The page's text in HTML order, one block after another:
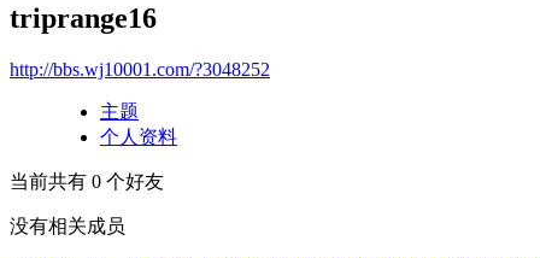
triprange16
http://bbs.wj10001.com/?3048252
主题
个人资料
当前共有 0 个好友
没有相关成员